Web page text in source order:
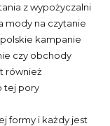
z wypożyczalni
mody na czytanie
kampanie
czy obchody
również
tej pory
formy i każdy jest